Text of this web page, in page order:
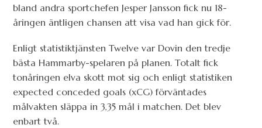
bland andra sportchefen Jesper Jansson fick nu 18-
åringen äntligen chansen att visa vad han gick för.
Enligt statistiktjänsten Twelve var Dovin den tredje
bästa Hammarby-spelaren på planen. Totalt fick
tonåringen elva skott mot sig och enligt statistiken
expected conceded goals (xCG) förväntades
målvakten släppa in 3,35 mål i matchen. Det blev
enbart två.